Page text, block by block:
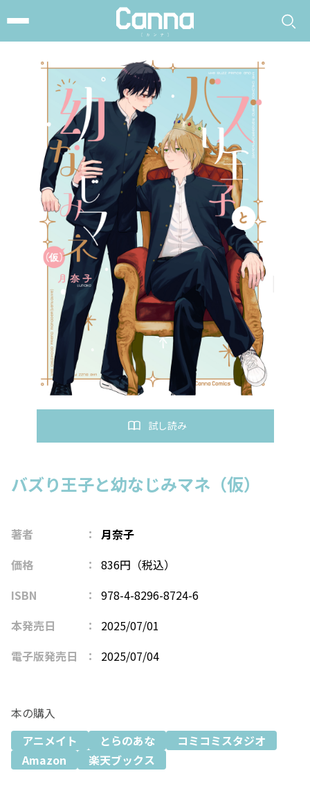
試し読み
バズり王子と幼なじみマネ（仮）
著者
月奈子
価格
836円（税込）
ISBN
978-4-8296-8724-6
本発売日
2025/07/01
電子版発売日
2025/07/04
本の購入
アニメイト
とらのあな
コミコミスタジオ
Amazon
楽天ブックス